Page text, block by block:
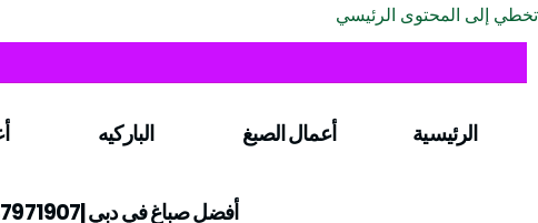
تخطي إلى المحتوى الرئيسي
الرئيسية أعمال الصبغ الباركيه
أفضل صباغ في دبي |0547971907